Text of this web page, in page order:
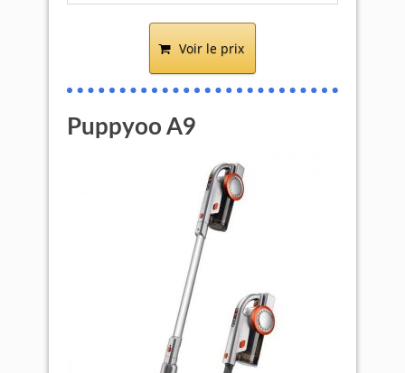
Voir le prix
Puppyoo A9